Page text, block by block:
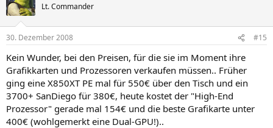
Lt. Commander
30. Dezember 2008 #15
Kein Wunder, bei den Preisen, für die sie im Moment ihre
Grafikkarten und Prozessoren verkaufen müssen.. Früher
ging eine X850XT PE mal für 550€ über den Tisch und ein
3700+ SanDiego für 380€, heute kostet der "High-End
Prozessor" gerade mal 154€ und die beste Grafikarte unter
400€ (wohlgemerkt eine Dual-GPU!)..